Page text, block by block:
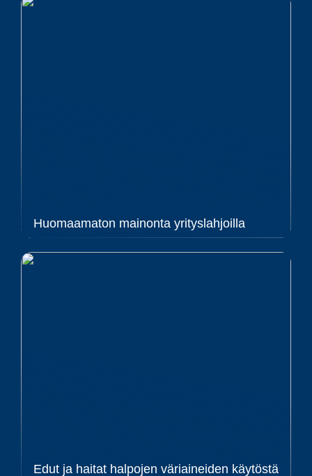
Huomaamaton mainonta yrityslahjoilla
Edut ja haitat halpojen väriaineiden käytöstä